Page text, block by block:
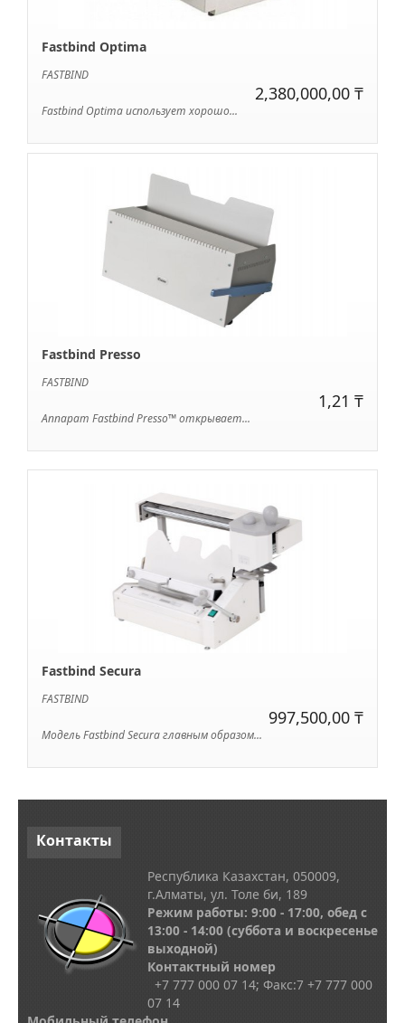
Fastbind Optima
FASTBIND
2,380,000,00 ₸
Fastbind Optima использует хорошо...
Fastbind Presso
FASTBIND
1,21 ₸
Аппарат Fastbind Presso™ открывает...
Fastbind Secura
FASTBIND
997,500,00 ₸
Модель Fastbind Secura главным образом...
Контакты
Республика Казахстан, 050009,
г.Алматы, ул. Толе би, 189
Режим работы: 9:00 - 17:00, обед с
13:00 - 14:00 (суббота и воскресенье
выходной)
Контактный номер
+7 777 000 07 14; Факс:7 +7 777 000
07 14